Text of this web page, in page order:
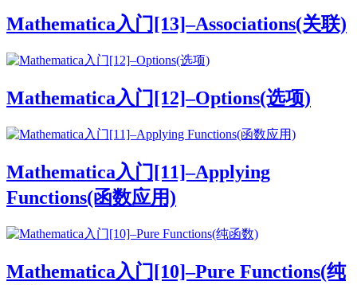
Mathematica入门[13]–Associations(关联)
Mathematica入门[12]–Options(选项)
Mathematica入门[11]–Applying
Functions(函数应用)
Mathematica入门[10]–Pure Functions(纯